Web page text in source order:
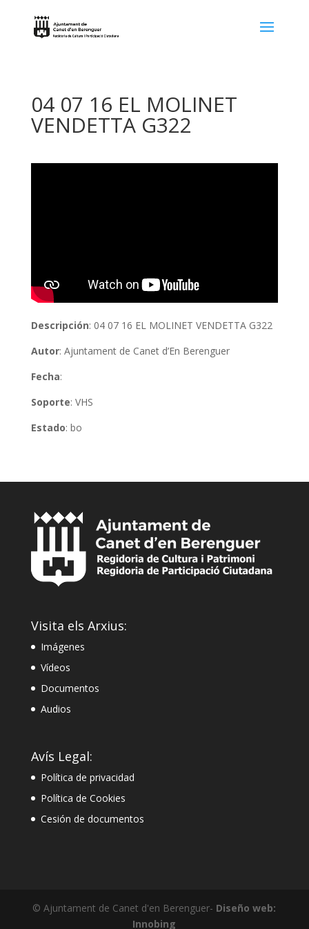
04 07 16 EL MOLINET
VENDETTA G322
Descripción: 04 07 16 EL MOLINET VENDETTA G322
Autor: Ajuntament de Canet d’En Berenguer
Fecha:
Soporte: VHS
Estado: bo
Visita els Arxius:
Imágenes
Vídeos
Documentos
Audios
Avís Legal:
Política de privacidad
Política de Cookies
Cesión de documentos
© Ajuntament de Canet d'en Berenguer- Diseño web:
Innobing